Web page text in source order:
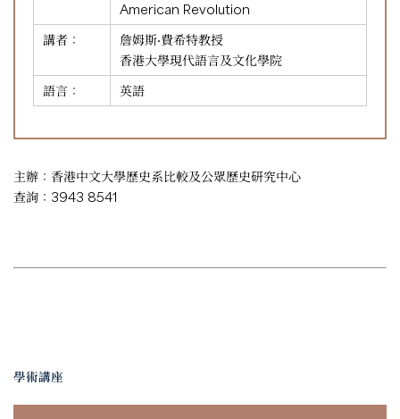
American Revolution
講者：
詹姆斯·費希特教授
香港大學現代語言及文化學院
語言：
英語
主辦：香港中文大學歷史系比較及公眾歷史研究中心
查詢：3943 8541
學術講座